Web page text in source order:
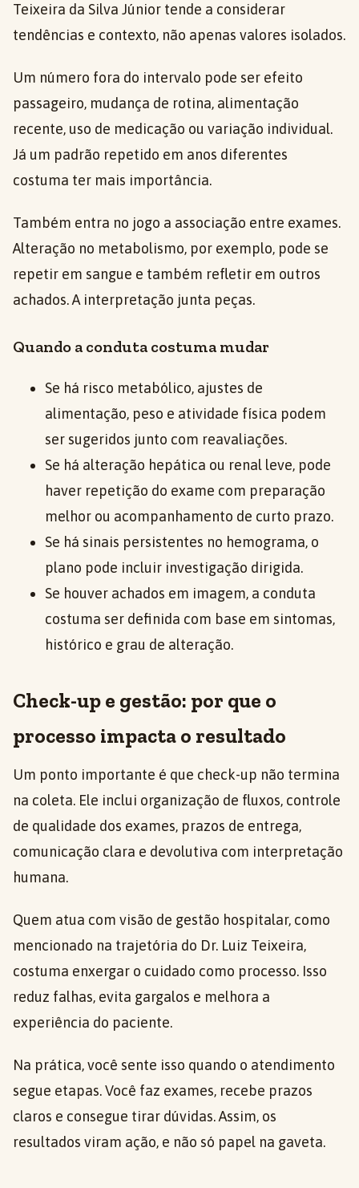
Teixeira da Silva Júnior tende a considerar
tendências e contexto, não apenas valores isolados.
Um número fora do intervalo pode ser efeito
passageiro, mudança de rotina, alimentação
recente, uso de medicação ou variação individual.
Já um padrão repetido em anos diferentes
costuma ter mais importância.
Também entra no jogo a associação entre exames.
Alteração no metabolismo, por exemplo, pode se
repetir em sangue e também refletir em outros
achados. A interpretação junta peças.
Quando a conduta costuma mudar
Se há risco metabólico, ajustes de
alimentação, peso e atividade física podem
ser sugeridos junto com reavaliações.
Se há alteração hepática ou renal leve, pode
haver repetição do exame com preparação
melhor ou acompanhamento de curto prazo.
Se há sinais persistentes no hemograma, o
plano pode incluir investigação dirigida.
Se houver achados em imagem, a conduta
costuma ser definida com base em sintomas,
histórico e grau de alteração.
Check-up e gestão: por que o
processo impacta o resultado
Um ponto importante é que check-up não termina
na coleta. Ele inclui organização de fluxos, controle
de qualidade dos exames, prazos de entrega,
comunicação clara e devolutiva com interpretação
humana.
Quem atua com visão de gestão hospitalar, como
mencionado na trajetória do Dr. Luiz Teixeira,
costuma enxergar o cuidado como processo. Isso
reduz falhas, evita gargalos e melhora a
experiência do paciente.
Na prática, você sente isso quando o atendimento
segue etapas. Você faz exames, recebe prazos
claros e consegue tirar dúvidas. Assim, os
resultados viram ação, e não só papel na gaveta.